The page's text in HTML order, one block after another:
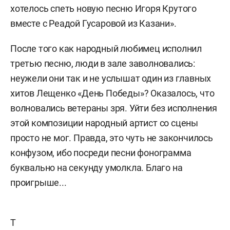
хотелось спеть новую песню Игоря Крутого
вместе с Реадой Гусаровой из Казани».
После того как народный любимец исполнил
третью песню, люди в зале заволновались:
неужели они так и не услышат один из главных
хитов Лещенко «День Победы»? Оказалось, что
волновались ветераны зря. Уйти без исполнения
этой композиции народный артист со сцены
просто не мог. Правда, это чуть не закончилось
конфузом, ибо посреди песни фонограмма
буквально на секунду умолкла. Благо на
проигрыше...
Т